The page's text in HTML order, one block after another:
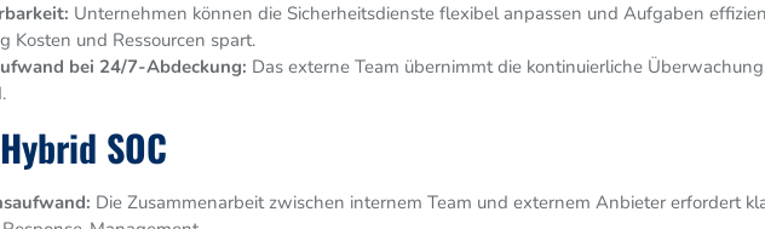
Unternehmen können die Sicherheitsdienste flexibel anpassen und Aufgaben
Kosten und Ressourcen spart.
bei 24/7-Abdeckung: Das externe Team übernimmt die kontinuierliche
SOC
Die Zusammenarbeit zwischen internem Team und externem Anbieter erfordert